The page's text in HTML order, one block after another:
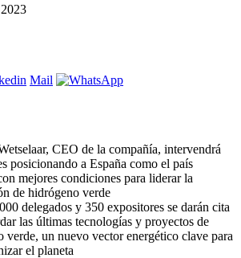
Mail
CEO de la compañía, intervendrá
posicionando a España como el país
mejores condiciones para liderar la
de hidrógeno verde
delegados y 350 expositores se darán cita
las últimas tecnologías y proyectos de
verde, un nuevo vector energético clave para
el planeta